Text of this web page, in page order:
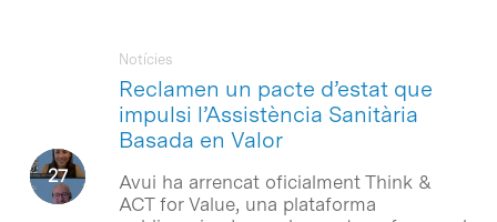
Reclamen un pacte d’estat que
impulsi l’Assistència Sanitària
Basada en Valor
Notícies
Avui ha arrencat oficialment Think &
ACT for Value, una plataforma